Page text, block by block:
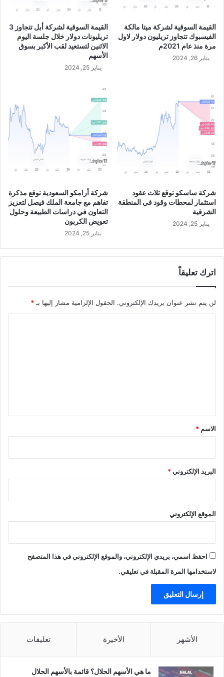
القيمة السوقية لشركة ميتا مالكة
الفيسبوك تتجاوز تريليون دولار لاول
مرة منذ عام 2021م
يناير 26, 2024
القيمة السوقية لشركة أبل تتجاوز 3
تريليونات دولار خلال جلسة اليوم
الاثنين لتستعيد لقب الأكبر بسوق
الأسهم
يناير 25, 2024
شركة ساسكو توقع ثلاث عقود
استثمار لمحطات وقود في المنطقة
الشرقية
يناير 25, 2024
شركة أرامكو السعودية توقع مذكرة
تفاهم مع جامعة الملك فيصل لتعزيز
التعاون في دراسات الطبيعة وحلول
تعويض الكربون
يناير 25, 2024
اترك تعليقاً
لن يتم نشر عنوان بريدك الإلكتروني. الحقول الإلزامية مشار إليها بـ *
*
الاسم *
البريد الإلكتروني*
الموقع الإلكتروني
احفظ اسمي، بريدي الإلكتروني، والموقع الإلكتروني في هذا المتصفح
لاستخدامها المرة المقبلة في تعليقي.
الأشهر الأخيرة تعليقات
ما هي الأسهم الحلال؟ قائمة بالأسهم الحلال